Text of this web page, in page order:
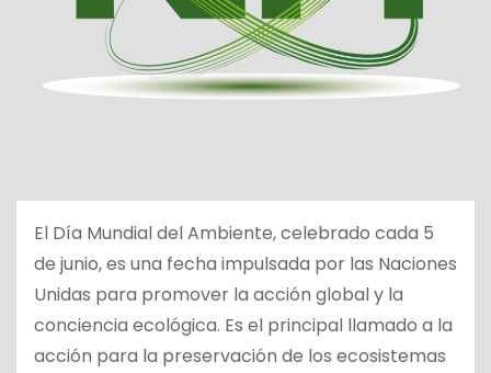
El Día Mundial del Ambiente, celebrado cada 5
de junio, es una fecha impulsada por las Naciones
Unidas para promover la acción global y la
conciencia ecológica. Es el principal llamado a la
acción para la preservación de los ecosistemas